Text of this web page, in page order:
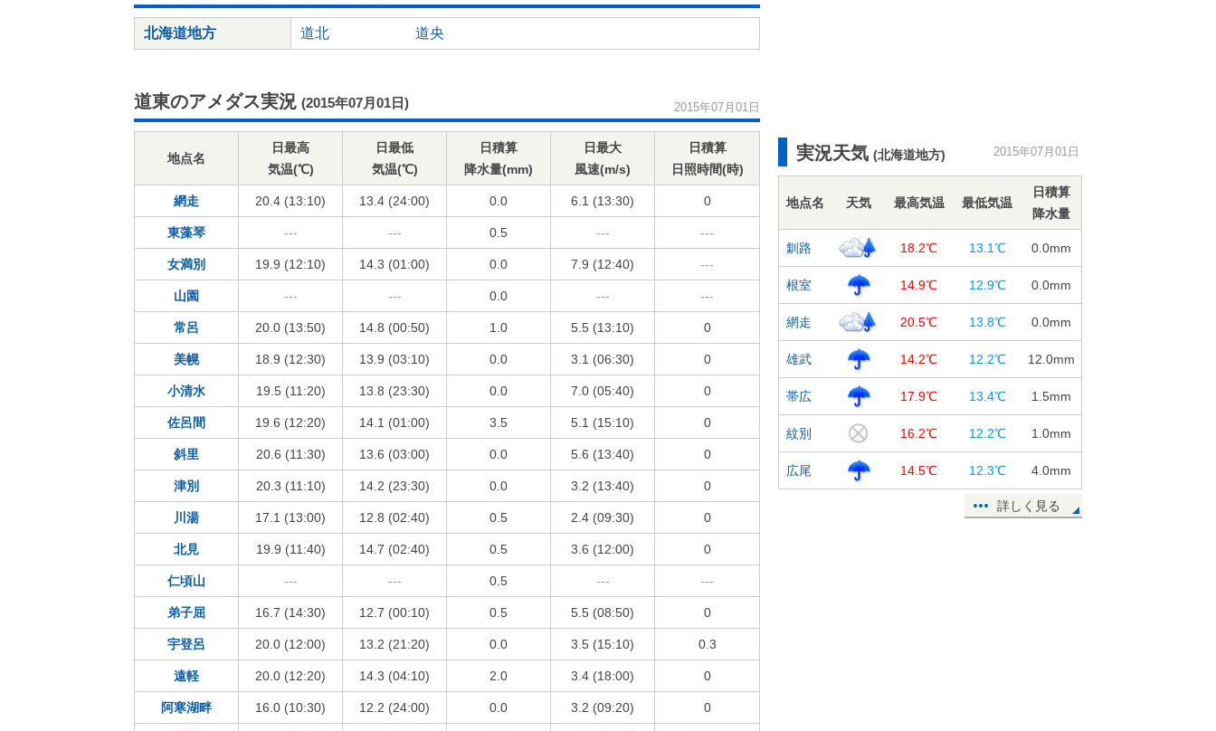
北海道地方 道北 道央
道東のアメダス実況 (2015年07月01日) 2015年07月01日
地点名
日最高
気温(℃)
日最低
気温(℃)
日積算
降水量(mm)
日最大
風速(m/s)
日積算
日照時間(時)
網走 20.4 (13:10) 13.4 (24:00) 0.0 6.1 (13:30) 0
東藻琴 --- --- 0.5 --- ---
女満別 19.9 (12:10) 14.3 (01:00) 0.0 7.9 (12:40) ---
山園 --- --- 0.0 --- ---
常呂 20.0 (13:50) 14.8 (00:50) 1.0 5.5 (13:10) 0
美幌 18.9 (12:30) 13.9 (03:10) 0.0 3.1 (06:30) 0
小清水 19.5 (11:20) 13.8 (23:30) 0.0 7.0 (05:40) 0
佐呂間 19.6 (12:20) 14.1 (01:00) 3.5 5.1 (15:10) 0
斜里 20.6 (11:30) 13.6 (03:00) 0.0 5.6 (13:40) 0
津別 20.3 (11:10) 14.2 (23:30) 0.0 3.2 (13:40) 0
川湯 17.1 (13:00) 12.8 (02:40) 0.5 2.4 (09:30) 0
北見 19.9 (11:40) 14.7 (02:40) 0.5 3.6 (12:00) 0
仁頃山 --- --- 0.5 --- ---
弟子屈 16.7 (14:30) 12.7 (00:10) 0.5 5.5 (08:50) 0
宇登呂 20.0 (12:00) 13.2 (21:20) 0.0 3.5 (15:10) 0.3
遠軽 20.0 (12:20) 14.3 (04:10) 2.0 3.4 (18:00) 0
阿寒湖畔 16.0 (10:30) 12.2 (24:00) 0.0 3.2 (09:20) 0
実況天気 (北海道地方) 2015年07月01日
地点名 天気 最高気温 最低気温
日積算
降水量
釧路 18.2℃ 13.1℃ 0.0mm
根室 14.9℃ 12.9℃ 0.0mm
網走 20.5℃ 13.8℃ 0.0mm
雄武 14.2℃ 12.2℃ 12.0mm
帯広 17.9℃ 13.4℃ 1.5mm
紋別 16.2℃ 12.2℃ 1.0mm
広尾 14.5℃ 12.3℃ 4.0mm
詳しく見る